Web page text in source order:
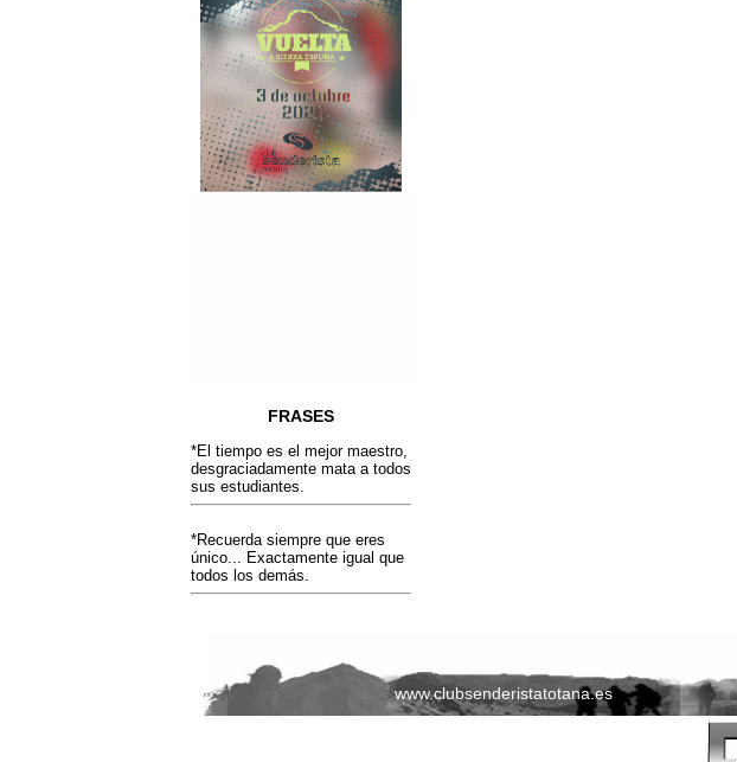
FRASES
*El tiempo es el mejor maestro,
desgraciadamente mata a todos
sus estudiantes.
*Recuerda siempre que eres
único... Exactamente igual que
todos los demás.
www.clubsenderistatotana.es